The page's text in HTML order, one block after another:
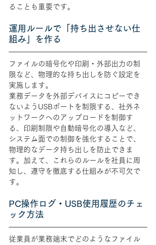
ることも重要です。
運用ルールで「持ち出させない仕
組み」を作る
ファイルの暗号化や印刷・外部出力の制
限など、物理的な持ち出しを防ぐ設定を
実施します。
業務データを外部デバイスにコピーでき
ないようUSBポートを制限する、社外ネ
ットワークへのアップロードを制御す
る、印刷制限や自動暗号化の導入など、
システム面での制御を強化することで、
物理的なデータ持ち出しを防止できま
す。加えて、これらのルールを社員に周
知し、遵守を徹底する仕組みが不可欠で
す。
PC操作ログ・USB使用履歴のチェ
ック方法
従業員が業務端末でどのようなファイル